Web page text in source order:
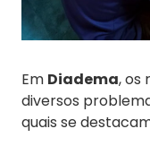
Em Diadema, os
diversos
quais se